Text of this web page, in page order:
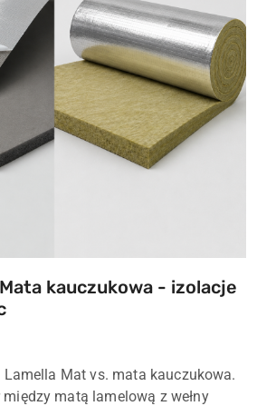
kauczukowa - izolacje
Mat vs. mata kauczukowa.
matą lamelową z wełny